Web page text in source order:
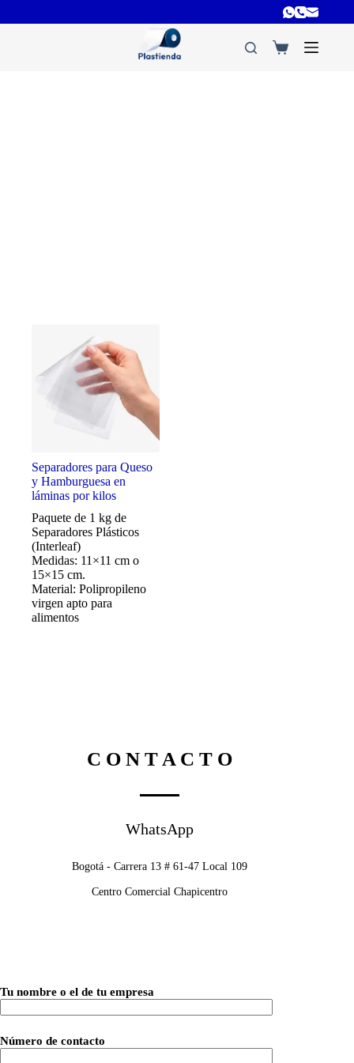
Separadores para Queso
y Hamburguesa en
láminas por kilos
Paquete de 1 kg de
Separadores Plásticos
(Interleaf)
Medidas: 11×11 cm o
15×15 cm.
Material: Polipropileno
virgen apto para
alimentos
C O N T A C T O
WhatsApp
Bogotá - Carrera 13 # 61-47 Local 109
Centro Comercial Chapicentro
Tu nombre o el de tu empresa
Número de contacto